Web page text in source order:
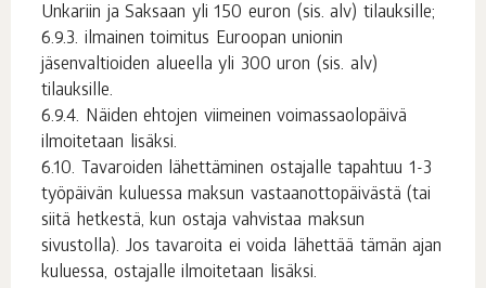
Unkariin ja Saksaan yli 150 euron (sis. alv) tilauksille;
ilmainen toimitus Euroopan unionin
jäsenvaltioiden alueella yli 300 uron (sis. alv)
tilauksille.
Näiden ehtojen viimeinen voimassaolopäivä
ilmoitetaan lisäksi.
Tavaroiden lähettäminen ostajalle tapahtuu 1-3
työpäivän kuluessa maksun vastaanottopäivästä (tai
siitä hetkestä, kun ostaja vahvistaa maksun
sivustolla). Jos tavaroita ei voida lähettää tämän ajan
kuluessa, ostajalle ilmoitetaan lisäksi.